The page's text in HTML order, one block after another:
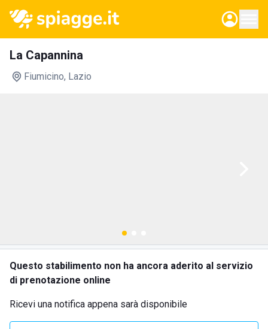
La Capannina
Fiumicino, Lazio
Questo stabilimento non ha ancora aderito al servizio
di prenotazione online
Ricevi una notifica appena sarà disponibile